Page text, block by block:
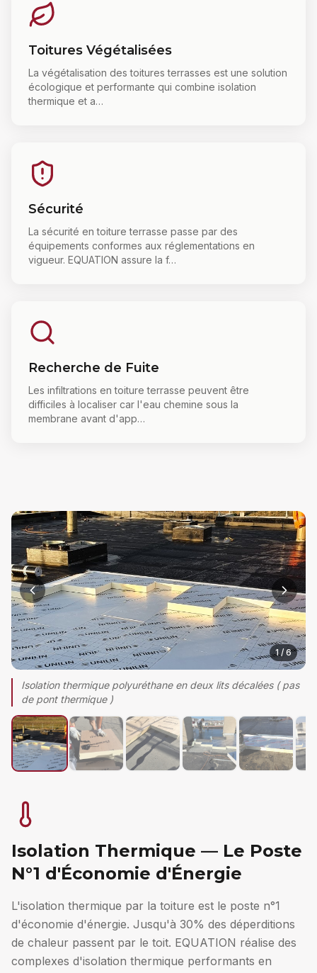
Toitures Végétalisées
La végétalisation des toitures terrasses est une solution
écologique et performante qui combine isolation
thermique et a…
Sécurité
La sécurité en toiture terrasse passe par des
équipements conformes aux réglementations en
vigueur. EQUATION assure la f…
Recherche de Fuite
Les infiltrations en toiture terrasse peuvent être
difficiles à localiser car l'eau chemine sous la
membrane avant d'app…
1/6
Isolation thermique polyuréthane en deux lits décalées ( pas
de pont thermique )
Isolation Thermique — Le Poste
N°1 d'Économie d'Énergie
L'isolation thermique par la toiture est le poste n°1
d'économie d'énergie. Jusqu'à 30% des déperditions
de chaleur passent par le toit. EQUATION réalise des
complexes d'isolation thermique performants en